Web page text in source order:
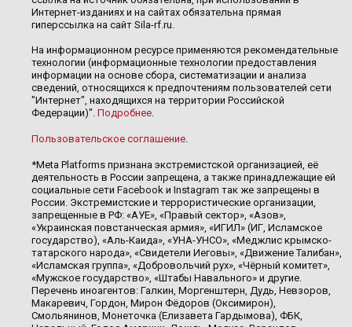
Интернет-изданиях и на сайтах обязательна прямая
гиперссылка на сайт Sila-rf.ru.
На информационном ресурсе применяются рекомендательные
технологии (информационные технологии предоставления
информации на основе сбора, систематизации и анализа
сведений, относящихся к предпочтениям пользователей сети
"Интернет", находящихся на территории Российской
Федерации)". Подробнее.
Пользовательское соглашение.
*Meta Platforms признана экстремистской организацией, её
деятельность в России запрещена, а также принадлежащие ей
социальные сети Facebook и Instagram так же запрещены в
России. Экстремистские и террористические организации,
запрещенные в РФ: «АУЕ», «Правый сектор», «Азов»,
«Украинская повстанческая армия», «ИГИЛ» (ИГ, Исламское
государство), «Аль-Каида», «УНА-УНСО», «Меджлис крымско-
татарского народа», «Свидетели Иеговы», «Движение Талибан»,
«Исламская группа», «Добровольчий рух», «Чёрный комитет»,
«Мужское государство», «Штабы Навального» и другие.
Перечень иноагентов: Галкин, Моргенштерн, Дудь, Невзоров,
Макаревич, Гордон, Мирон Фёдоров (Оксимирон),
Смольянинов, Монеточка (Елизавета Гардымова), ФБК,